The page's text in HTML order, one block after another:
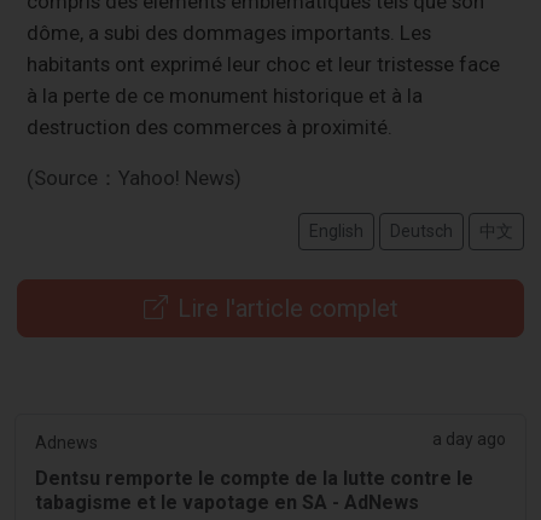
dôme, a subi des dommages importants. Les
habitants ont exprimé leur choc et leur tristesse face
à la perte de ce monument historique et à la
destruction des commerces à proximité.
(Source：Yahoo! News)
English Deutsch 中文
Lire l'article complet
Adnews a day ago
Dentsu remporte le compte de la lutte contre le
tabagisme et le vapotage en SA - AdNews